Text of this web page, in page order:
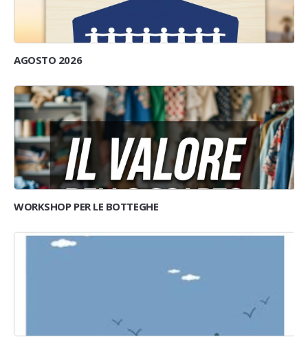
AGOSTO 2026
WORKSHOP PER LE BOTTEGHE